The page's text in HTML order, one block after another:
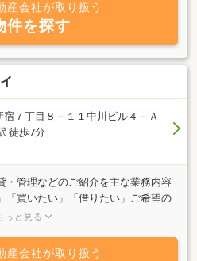
産会社が取り扱う
件を探す
７丁目８－１１中川ビル４－Ａ
徒歩7分
・管理などのご紹介を主な業務内容
「買いたい」「借りたい」ご希望の
んなことでもお気軽にご相談くださ
リアはぜひ、当社へご相談くださ
っと見る
産会社が取り扱う